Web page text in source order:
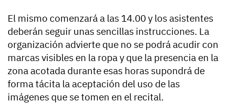
El mismo comenzará a las 14.00 y los asistentes
deberán seguir unas sencillas instrucciones. La
organización advierte que no se podrá acudir con
marcas visibles en la ropa y que la presencia en la
zona acotada durante esas horas supondrá de
forma tácita la aceptación del uso de las
imágenes que se tomen en el recital.